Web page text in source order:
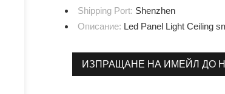
Shipping Port: Shenzhen
Описание: Led Panel Light Ceiling
ИЗПРАЩАНЕ НА ИМЕЙЛ ДО